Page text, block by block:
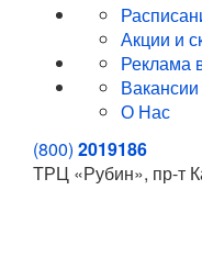
Акции и
Реклама
Вакансии
О Нас
(800) 2019186
ТРЦ «Рубин», пр-т